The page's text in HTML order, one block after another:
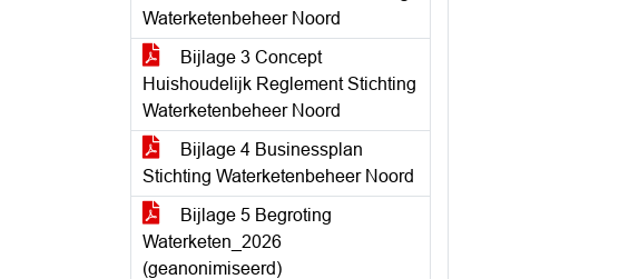
Waterketenbeheer Noord
Bijlage 3 Concept
Huishoudelijk Reglement Stichting
Waterketenbeheer Noord
Bijlage 4 Businessplan
Stichting Waterketenbeheer Noord
Bijlage 5 Begroting
Waterketen_2026
(geanonimiseerd)